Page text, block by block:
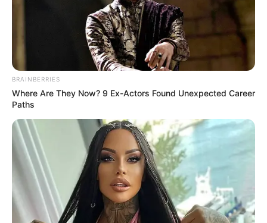
Langka Banget! 10 Pose Lucu
Katak yang Bikin Ketawa
Ambyar! 10 Kalimat Baper
Pakai Bahasa Jawa Ini Bikin
Galau Abis
BRAINBERRIES
Where Are They Now? 9 Ex-Actors Found Unexpected Career
Paths